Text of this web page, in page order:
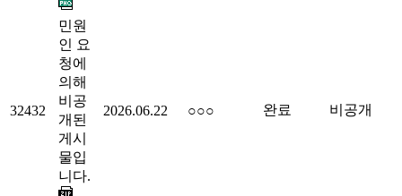
32432
민원
인 요
청에
의해
비공
개된
게시
물입
니다.
2026.06.22 ○○○ 완료 비공개